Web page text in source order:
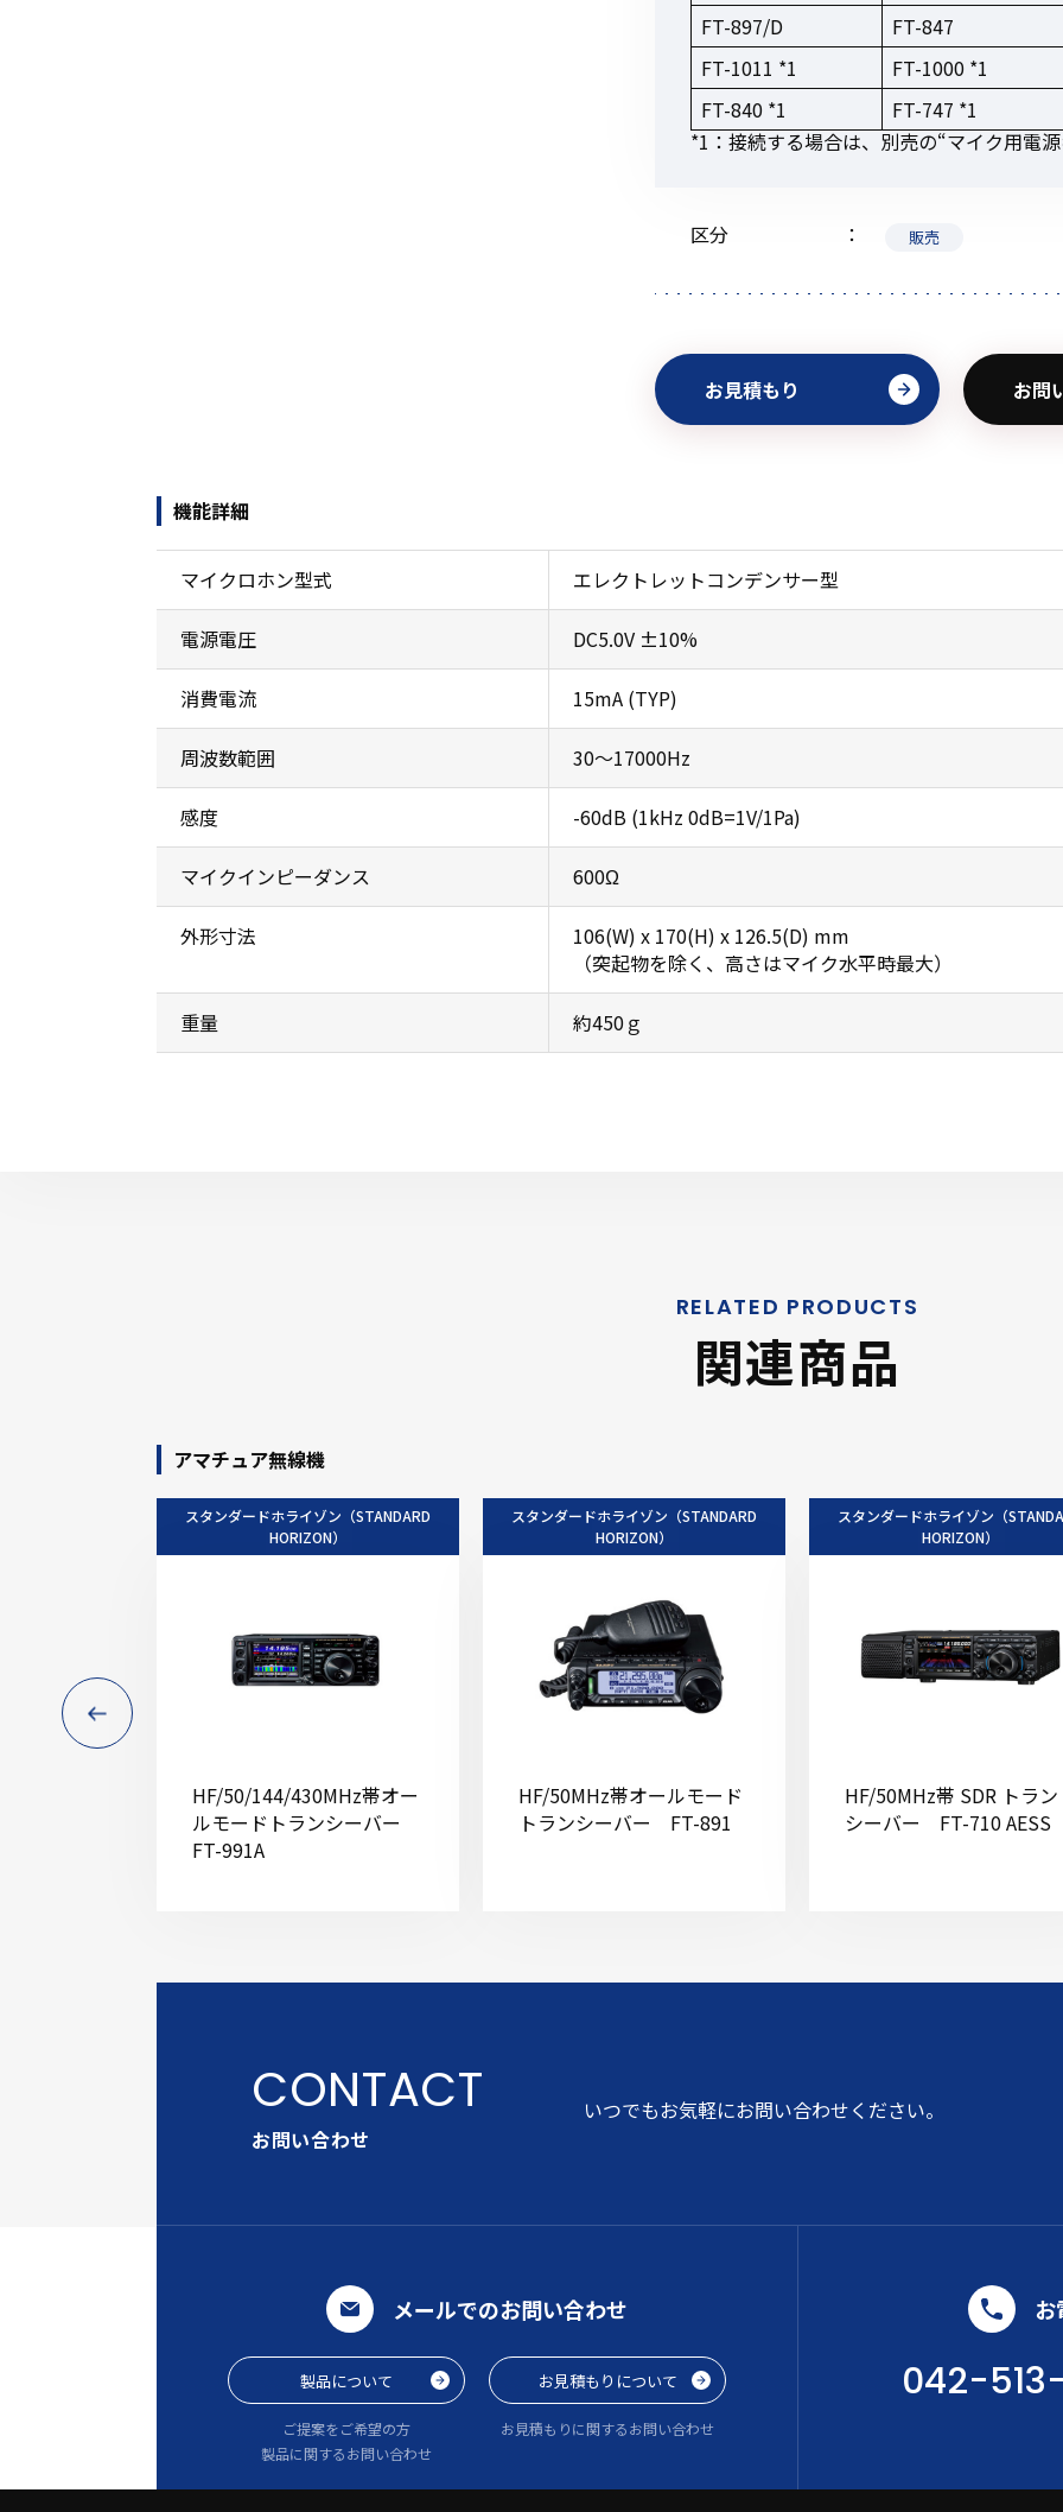
FT-897/D
FT-847
FT-1011 *1
FT-1000 *1
FT-840 *1
FT-747 *1
*1：接続する場合は、別売の“マイク用電
区分 販売
お見積もり お問
機能詳細
マイクロホン型式 エレクトレットコンデンサー型
電源電圧 DC5.0V ±10%
消費電流 15mA (TYP)
周波数範囲 30～17000Hz
感度 -60dB (1kHz 0dB=1V/1Pa)
マイクインピーダンス 600Ω
外形寸法
106(W) x 170(H) x 126.5(D) mm
（突起物を除く、高さはマイク水平時最大）
重量 約450ｇ
関連商品
アマチュア無線機
スタンダードホライゾン（STANDARD
HORIZON）
HF/50/144/430MHz帯オー
ルモードトランシーバー
FT-991A
スタンダードホライゾン（STANDARD
HORIZON）
HF/50MHz帯オールモード
トランシーバー FT-891
スタンダードホライゾン（
HORIZON）
HF/50MHz帯 SDR トラン
シーバー FT-710 AESS
お問い合わせ
いつでもお気軽にお問い合わせください。
メールでのお問い合わせ
製品について
ご提案をご希望の方
製品に関するお問い合わせ
お見積もりについて
お見積もりに関するお問い合わせ
お
042-